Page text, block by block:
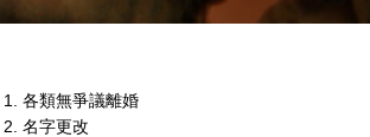
各類無爭議離婚
名字更改